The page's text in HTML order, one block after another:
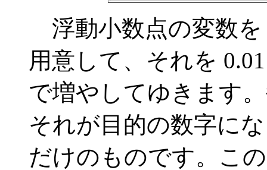
浮動小数点の変数を
用意して、それを
で増やしてゆきます
それが目的の数字に
だけのものです。こ